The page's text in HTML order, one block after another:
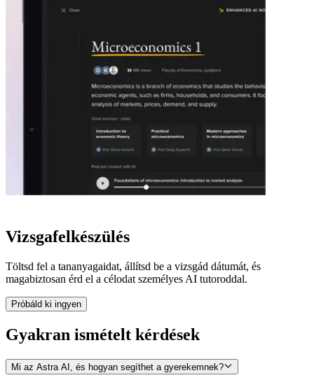
Vizsgafelkészülés
Töltsd fel a tananyagaidat, állítsd be a vizsgád dátumát, és
magabiztosan érd el a célodat személyes AI tutoroddal.
Próbáld ki ingyen
Gyakran ismételt kérdések
Mi az Astra AI, és hogyan segíthet a gyerekemnek?